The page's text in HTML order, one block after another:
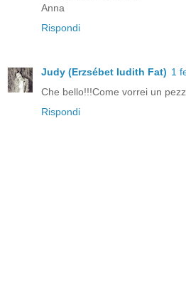
Anna
Rispondi
Judy (Erzsébet Iudith Fat) 1
Che bello!!!Come vorrei un
Rispondi